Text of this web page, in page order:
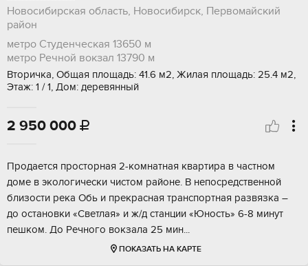
Новосибирская область, Новосибирск, Первомайский
район
метро Студенческая 13650 м
метро Речной вокзал 13790 м
Вторичка, Общая площадь: 41.6 м2, Жилая площадь: 25.4 м2,
Этаж: 1 / 1, Дом: деревянный
2 950 000 
Продается просторная 2-комнатная квартира в частном
доме в экологически чистом районе. В непосредственной
близости река Обь и прекрасная транспортная развязка –
до остановки «Светлая» и ж/д станции «Юность» 6-8 минут
пешком. До Речного вокзала 25 мин...
ПОКАЗАТЬ НА КАРТЕ